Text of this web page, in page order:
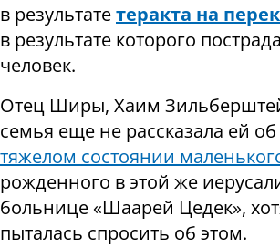
в результатетеракта на
в результате которого
человек.
Отец Ширы, Хаим
семья еще не рассказала ей об
тяжелом состоянии
рожденного в этой же
больнице «Шаарей Цедек»,
пыталась спросить об этом.